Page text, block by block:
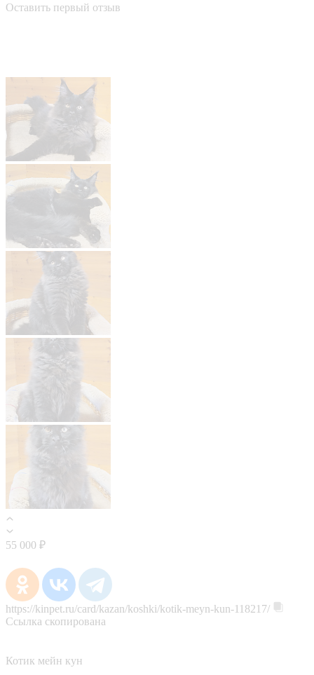
Оставить первый отзыв
55 000 ₽
https://kinpet.ru/card/kazan/koshki/kotik-meyn-kun-118217/
Ссылка скопирована
Котик мейн кун